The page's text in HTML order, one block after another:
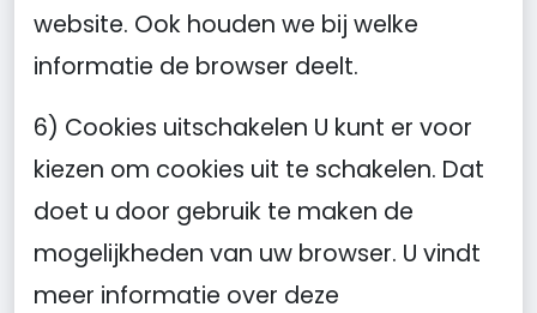
website. Ook houden we bij welke
informatie de browser deelt.
6) Cookies uitschakelen U kunt er voor
kiezen om cookies uit te schakelen. Dat
doet u door gebruik te maken de
mogelijkheden van uw browser. U vindt
meer informatie over deze